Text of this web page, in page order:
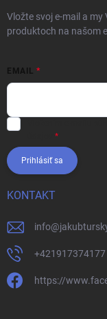
Vložte svoj e-mail a
produktoch na našom
EMAIL
Prihlásiť sa
KONTAKT
info@
+421917374177
https://